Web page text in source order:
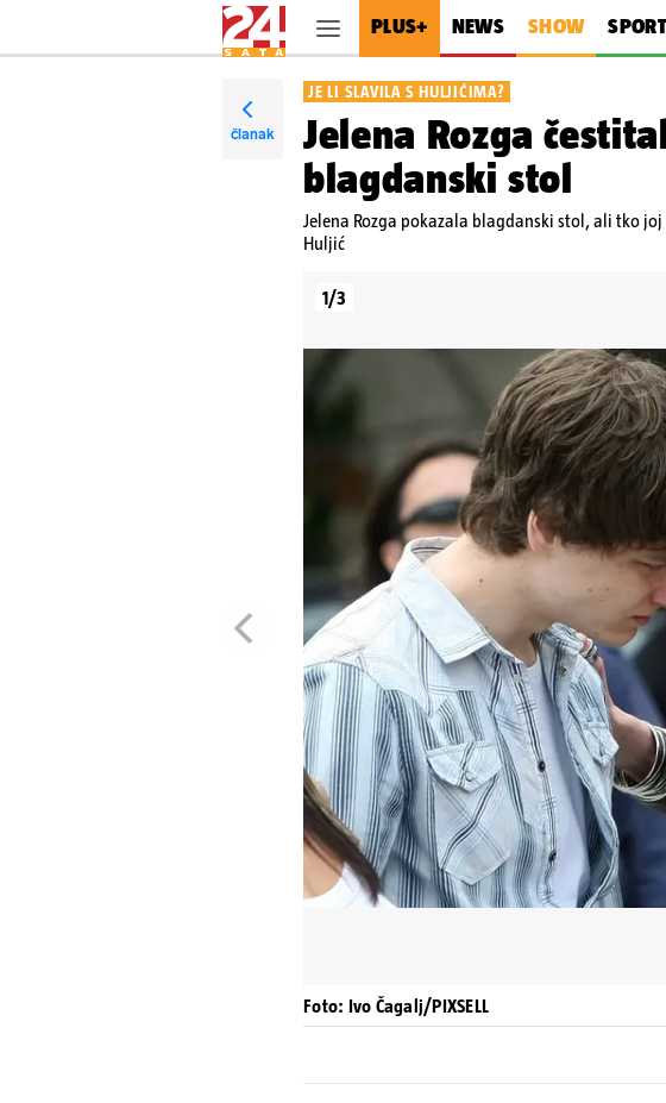
PLUS+ NEWS SHOW SPORT
članak
JE LI SLAVILA S HULJIĆIMA?
Jelena Rozga
blagdanski stol
Jelena Rozga pokazala blagdanski stol, ali tko
Huljić
1/3
Foto: Ivo Čagalj/PIXSELL